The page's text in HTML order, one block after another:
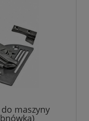
maszyny